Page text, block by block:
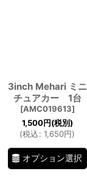
3inch Mehari ミニ
チュアカー 1台
[AMC019613]
1,500円(税別)
(税込: 1,650円)
オプション選択